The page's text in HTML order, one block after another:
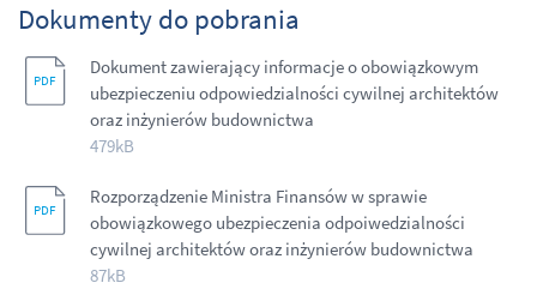
Dokumenty do pobrania
Dokument zawierający informacje o obowiązkowym
ubezpieczeniu odpowiedzialności cywilnej architektów
oraz inżynierów budownictwa
479kB
Rozporządzenie Ministra Finansów w sprawie
obowiązkowego ubezpieczenia odpoiwedzialności
cywilnej architektów oraz inżynierów budownictwa
87kB